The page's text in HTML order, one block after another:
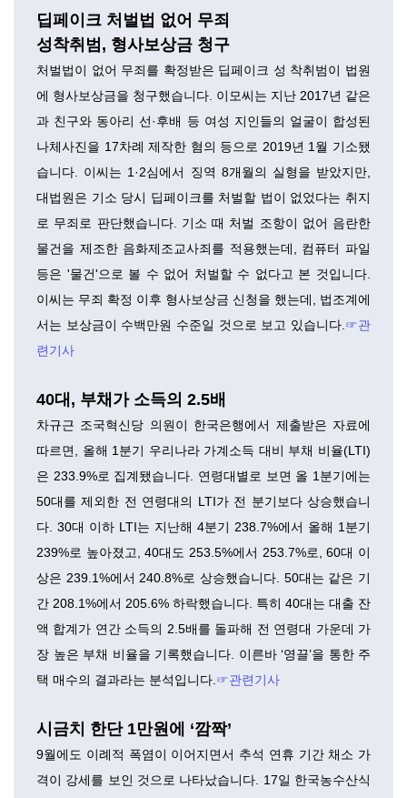
딥페이크 처벌법 없어 무죄
성착취범, 형사보상금 청구
처벌법이 없어 무죄를 확정받은 딥페이크 성 착취범이 법원
에 형사보상금을 청구했습니다. 이모씨는 지난 2017년 같은
과 친구와 동아리 선·후배 등 여성 지인들의 얼굴이 합성된
나체사진을 17차례 제작한 혐의 등으로 2019년 1월 기소됐
습니다. 이씨는 1·2심에서 징역 8개월의 실형을 받았지만,
대법원은 기소 당시 딥페이크를 처벌할 법이 없었다는 취지
로 무죄로 판단했습니다. 기소 때 처벌 조항이 없어 음란한
물건을 제조한 음화제조교사죄를 적용했는데, 컴퓨터 파일
등은 '물건'으로 볼 수 없어 처벌할 수 없다고 본 것입니다.
이씨는 무죄 확정 이후 형사보상금 신청을 했는데, 법조계에
서는 보상금이 수백만원 수준일 것으로 보고 있습니다. ☞관
련기사
40대, 부채가 소득의 2.5배
차규근 조국혁신당 의원이 한국은행에서 제출받은 자료에
따르면, 올해 1분기 우리나라 가계소득 대비 부채 비율(LTI)
은 233.9%로 집계됐습니다. 연령대별로 보면 올 1분기에는
50대를 제외한 전 연령대의 LTI가 전 분기보다 상승했습니
다. 30대 이하 LTI는 지난해 4분기 238.7%에서 올해 1분기
239%로 높아졌고, 40대도 253.5%에서 253.7%로, 60대 이
상은 239.1%에서 240.8%로 상승했습니다. 50대는 같은 기
간 208.1%에서 205.6% 하락했습니다. 특히 40대는 대출 잔
액 합계가 연간 소득의 2.5배를 돌파해 전 연령대 가운데 가
장 높은 부채 비율을 기록했습니다. 이른바 ‘영끌’을 통한 주
택 매수의 결과라는 분석입니다. ☞관련기사
시금치 한단 1만원에 ‘깜짝’
9월에도 이례적 폭염이 이어지면서 추석 연휴 기간 채소 가
격이 강세를 보인 것으로 나타났습니다. 17일 한국농수산식